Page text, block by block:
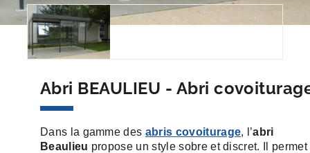
Abri BEAULIEU - Abri
Dans la gamme des abris covoiturage, l’abri
Beaulieu propose un style sobre et discret. Il permet